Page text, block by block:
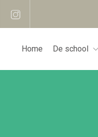
Home De school